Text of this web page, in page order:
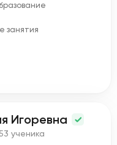
занятия
Игоревна
ученика